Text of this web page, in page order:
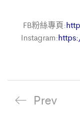
FB粉絲專頁:
Instagram:
Prev